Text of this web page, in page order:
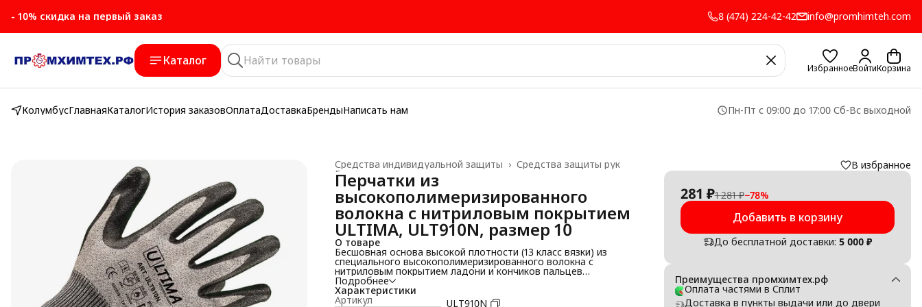
- 10% скидка на первый заказ 8 (474) 224-42-42 info@promhimteh.com
Каталог
ИзбранноеВойтиКорзина
КолумбусГлавнаяКаталогИстория заказовОплатаДоставкаБрендыНаписать нам Пн-Пт с 09:00 до 17:00 Сб-Вс выходной
Средства защиты рук
Средства индивидуальной защиты ›
Главная
Перчатки из
высокополимеризированного
волокна c нитриловым покрытием
ULTIMA, ULT910N, размер 10
О товаре
Бесшовная основа высокой плотности (13 класс вязки) из
специального высокополимеризированного волокна с
нитриловым покрытием ладони и кончиков пальцев
обеспечивает максимальную защиту (5) от скользящих
порезов, стойкость к истиранию и разрыву, защиту от
повышенных температур. Бесшовная конструкция
Подробнее
Характеристики
Артикул
ULT910N
В избранное
281 ₽1 281 ₽−78%
Добавить в корзину
До бесплатной доставки: 5 000 ₽
Преимущества промхимтех.рф
Оплата частями в Сплит
Доставка в пункты выдачи или до двери